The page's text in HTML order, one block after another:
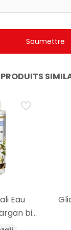
PRODUITS
Eau
bio